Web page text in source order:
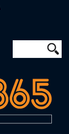
Φόρμα
Αναζήτηση